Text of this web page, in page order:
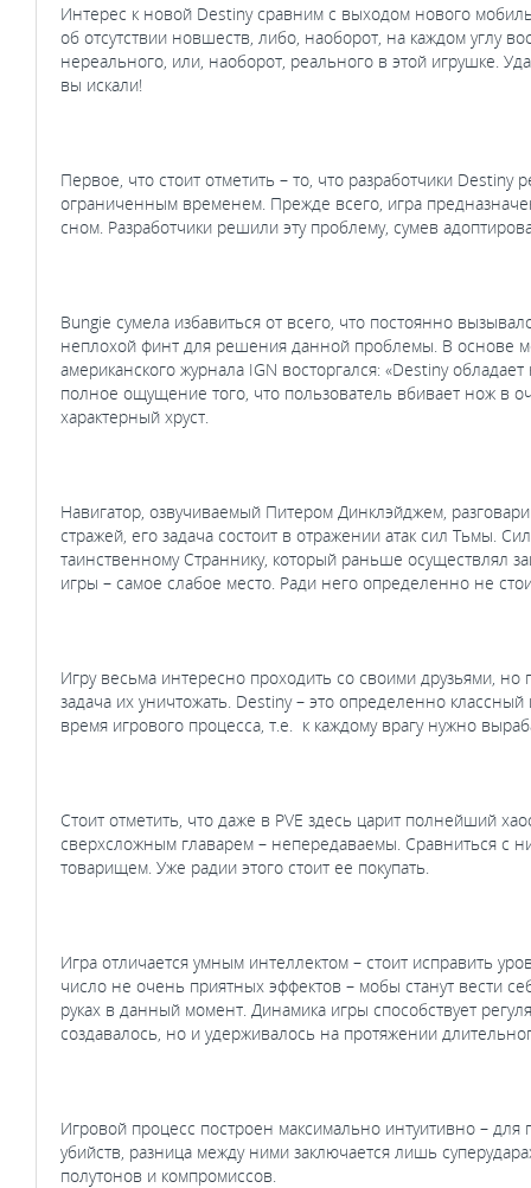
Интерес к новой Destiny сравним с выходом нового
об отсутствии новшеств, либо, наоборот, на каждом углу
нереального, или, наоборот, реального в этой игрушке.
вы искали!
Первое, что стоит отметить – то, что разработчики
ограниченным временем. Прежде всего, игра
сном. Разработчики решили эту проблему, сумев
Bungie сумела избавиться от всего, что постоянно
неплохой финт для решения данной проблемы. В основе
американского журнала IGN восторгался: «Destiny
полное ощущение того, что пользователь вбивает нож в
характерный хруст.
Навигатор, озвучиваемый Питером Динклэйджем,
стражей, его задача состоит в отражении атак сил Тьмы.
таинственному Страннику, который раньше осуществлял
игры – самое слабое место. Ради него определенно не
Игру весьма интересно проходить со своими друзьями,
задача их уничтожать. Destiny – это определенно
время игрового процесса, т.е. к каждому врагу нужно
Стоит отметить, что даже в PVE здесь царит полнейший
сверхсложным главарем – непередаваемы. Сравниться с
товарищем. Уже радии этого стоит ее покупать.
Игра отличается умным интеллектом – стоит исправить
число не очень приятных эффектов – мобы станут вести
руках в данный момент. Динамика игры способствует
создавалось, но и удерживалось на протяжении
Игровой процесс построен максимально интуитивно –
убийств, разница между ними заключается лишь
полутонов и компромиссов.